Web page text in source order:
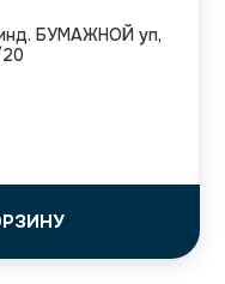
БУМАЖНОЙ уп,